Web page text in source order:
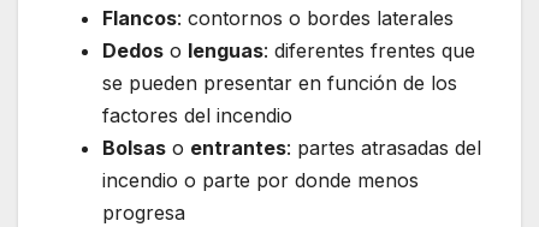
Flancos: contornos o bordes laterales
Dedos o lenguas: diferentes frentes que
se pueden presentar en función de los
factores del incendio
Bolsas o entrantes: partes atrasadas del
incendio o parte por donde menos
progresa